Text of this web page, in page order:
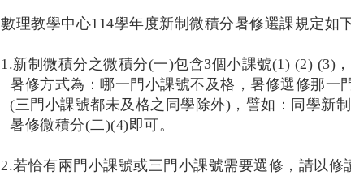
數理教學中心114學年度新制微積分暑修選課規定如
1.新制微積分之微積分(一)包含3個小課號(1) (2) (3)
暑修方式為：哪一門小課號不及格，暑修選修那一
(三門小課號都未及格之同學除外)，譬如：同學新
暑修微積分(二)(4)即可。
2.若恰有兩門小課號或三門小課號需要選修，請以修